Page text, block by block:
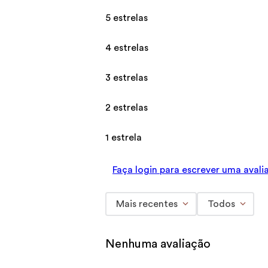
5 estrelas
4 estrelas
3 estrelas
2 estrelas
1 estrela
Faça login para escrever uma
Mais recentes Todos
Nenhuma avaliação